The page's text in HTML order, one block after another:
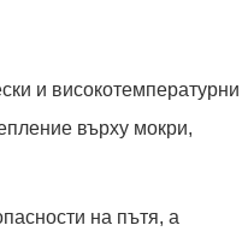
и високотемпературни
върху мокри,
на пътя, а